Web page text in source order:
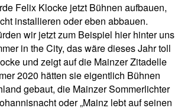
Felix Klocke jetzt Bühnen aufbauen,
installieren oder eben abbauen.
wir jetzt zum Beispiel hier hinter uns
in the City, das wäre dieses Jahr toll
und zeigt auf die Mainzer Zitadelle
2020 hätten sie eigentlich Bühnen
gebaut, die Mainzer Sommerlichter
oder „Mainz lebt auf seinen